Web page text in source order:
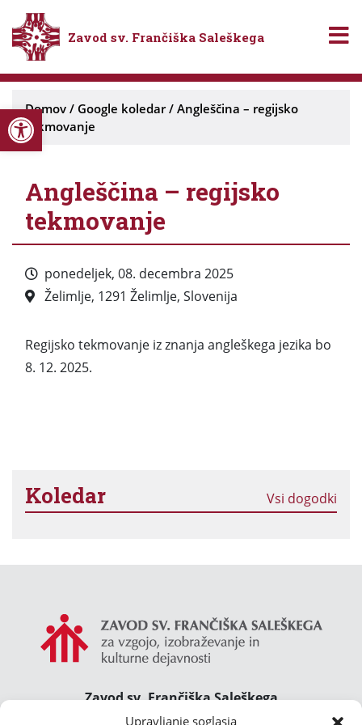
Open toolbar
Upravljanje soglasja
Zavod sv. Frančiška Saleškega
Domov / Google koledar/ Angleščina – regijsko
tekmovanje
Angleščina – regijsko
tekmovanje
ponedeljek, 08. decembra 2025
Želimlje, 1291 Želimlje, Slovenija
Regijsko tekmovanje iz znanja angleškega jezika bo
8. 12. 2025.
Koledar Vsi dogodki
Zavod sv. Frančiška Saleškega
Gimnazija Želimlje ° Dom Janeza Boska ° Majcnov